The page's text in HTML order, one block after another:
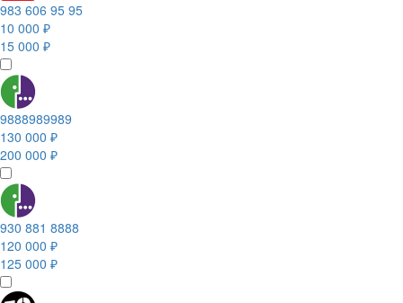
983 606 95 95
10 000 ₽
15 000 ₽
9888989989
130 000 ₽
200 000 ₽
930 881 8888
120 000 ₽
125 000 ₽